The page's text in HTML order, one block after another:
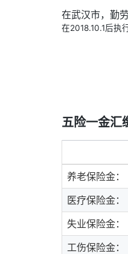
在武汉市，勤
在2018.10.1后执
五险一金汇
养老保险金：
医疗保险金：
失业保险金：
工伤保险金：